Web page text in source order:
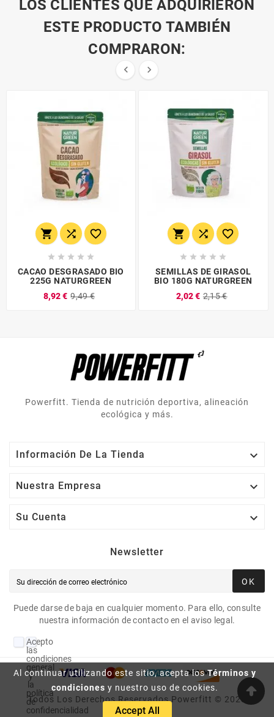
Al continuar utilizando este sitio, acepta losTérminos y
condiciones y nuestro uso de cookies.
Accept All
LOS CLIENTES QUE ADQUIRIERON
ESTE PRODUCTO TAMBIÉN
COMPRARON:
 
  
    
CACAO DESGRASADO BIO
225G NATURGREEN
8,92 € 9,49 €
  
    
SEMILLAS DE GIRASOL
BIO 180G NATURGREEN
2,02 € 2,15 €
Powerfitt. Tienda de nutrición deportiva, alineación
ecológica y más.
Información De La Tienda 
Nuestra Empresa 
Su Cuenta 
Newsletter
OK
Puede darse de baja en cualquier momento. Para ello, consulte
nuestra información de contacto en el aviso legal.
Acepto
las
condiciones
generales
y
la
política
de
confidencialidad
Todos Los Derechos Reservados Powerfitt © 2023